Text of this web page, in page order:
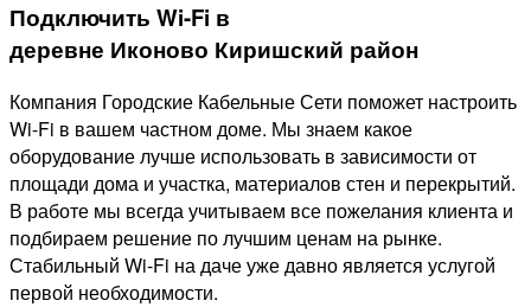
Подключить Wi-Fi в
деревне Иконово Киришский район
Компания Городские Кабельные Сети поможет настроить
Wi-Fi в вашем частном доме. Мы знаем какое
оборудование лучше использовать в зависимости от
площади дома и участка, материалов стен и перекрытий.
В работе мы всегда учитываем все пожелания клиента и
подбираем решение по лучшим ценам на рынке.
Стабильный Wi-Fi на даче уже давно является услугой
первой необходимости.